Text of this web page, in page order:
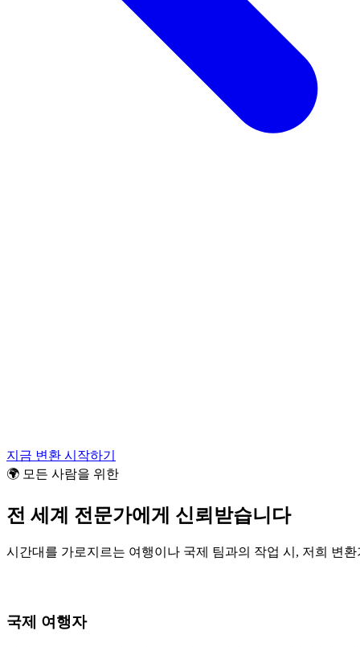
지금 변환 시작하기
🌍 모든 사람을 위한
전 세계 전문가에게 신뢰받습니다
시간대를 가로지르는 여행이나 국제 팀과의 작업 시, 저희 변
국제 여행자